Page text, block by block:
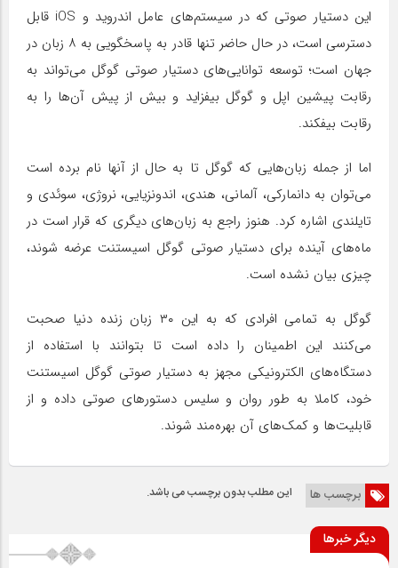
این دستیار صوتی که در سیستم‌های عامل اندروید و iOS قابل
دسترسی است، در حال حاضر تنها قادر به پاسخگویی به ۸ زبان در
جهان است؛ توسعه توانایی‌های دستیار صوتی گوگل می‌تواند به
رقابت پیشین اپل و گوگل بیفزاید و بیش از پیش آن‌ها را به
رقابت بیفکند.
اما از جمله زبان‌هایی که گوگل تا به حال از آنها نام برده است
می‌توان به دانمارکی، آلمانی، هندی، اندونزیایی، نروژی، سوئدی و
تایلندی اشاره کرد. هنوز راجع به زبان‌های دیگری که قرار است در
ماه‌های آینده برای دستیار صوتی گوگل اسیستنت عرضه شوند،
چیزی بیان نشده است.
گوگل به تمامی افرادی که به این ۳۰ زبان زنده دنیا صحبت
می‌کنند این اطمینان را داده است تا بتوانند با استفاده از
دستگاه‌های الکترونیکی مجهز به دستیار صوتی گوگل اسیستنت
خود، کاملا به طور روان و سلیس دستورهای صوتی داده و از
قابلیت‌ها و کمک‌های آن بهره‌مند شوند.
برچسب ها این مطلب بدون برچسب می باشد.
دیگر خبرها